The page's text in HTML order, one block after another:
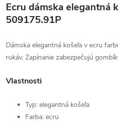
Ecru dámska elegantná
509175.91P
Dámska elegantná košeľa v ecru
rukáv. Zapínanie zabezpečujú
Vlastnosti
Typ: elegantná košeľa
Farba: ecru